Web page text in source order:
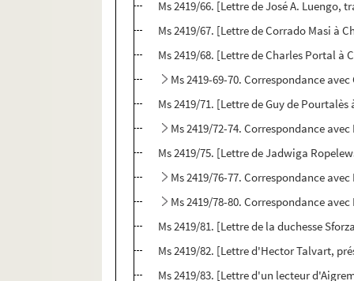
Ms 2419/66. [Lettre de José A. Luengo,
Ms 2419/67. [Lettre de Corrado Masi à
Ms 2419/68. [Lettre de Charles Portal à
Ms 2419-69-70. Correspondance
Ms 2419/71. [Lettre de Guy de
Ms 2419/72-74. Correspondance
Ms 2419/75. [Lettre de Jadwiga
Ms 2419/76-77. Correspondance
Ms 2419/78-80. Correspondance
Ms 2419/81. [Lettre de la duchesse
Ms 2419/82. [Lettre d'Hector Talvart,
Ms 2419/83. [Lettre d'un lecteur